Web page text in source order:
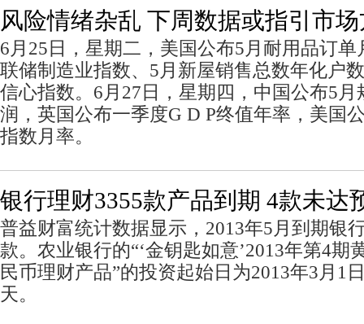
风险情绪杂乱 下周数据或指引市
6月25日，星期二，美国公布5月耐用品订
联储制造业指数、5月新屋销售总数年化户
信心指数。6月27日，星期四，中国公布5
润，英国公布一季度G D P终值年率，美国
指数月率。
银行理财3355款产品到期 4款未达
普益财富统计数据显示，2013年5月到期银
款。农业银行的“‘金钥匙如意’2013年第4期
民币理财产品”的投资起始日为2013年3月1
天。